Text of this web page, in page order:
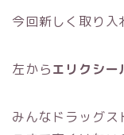
今回新しく取り入
左からエリクシー
みんなドラッグ